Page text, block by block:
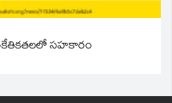
సహకారం